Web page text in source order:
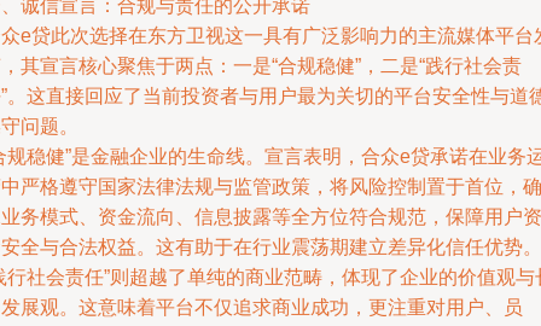
诚信宣言：合规与责任的公开承诺
e贷此次选择在东方卫视这一具有广泛影响力的主流媒体平台
其宣言核心聚焦于两点：一是“合规稳健”，二是“践行社会责
。这直接回应了当前投资者与用户最为关切的平台安全性与道
问题。
规稳健”是金融企业的生命线。宣言表明，合众e贷承诺在业务
严格遵守国家法律法规与监管政策，将风险控制置于首位，确
务模式、资金流向、信息披露等全方位符合规范，保障用户资
全与合法权益。这有助于在行业震荡期建立差异化信任优势。
行社会责任”则超越了单纯的商业范畴，体现了企业的价值观与
展观。这意味着平台不仅追求商业成功，更注重对用户、员